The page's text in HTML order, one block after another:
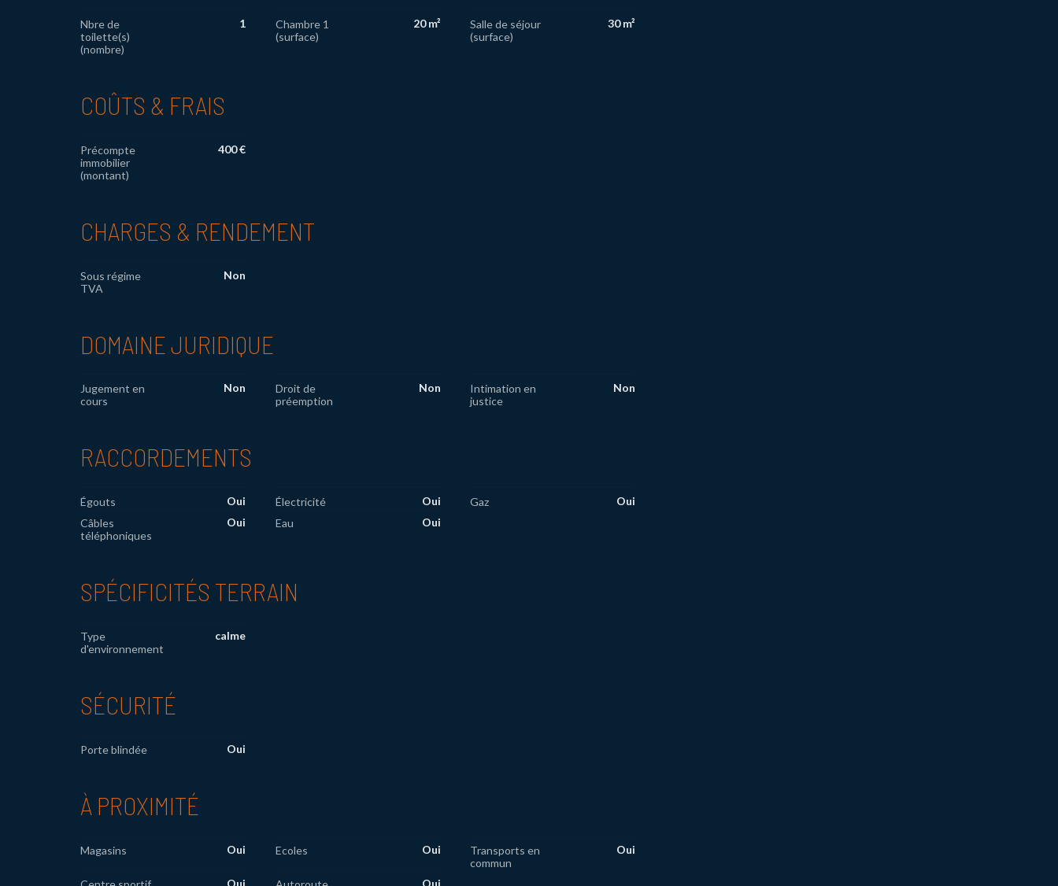
Nbre de
toilette(s)
(nombre)
1
Chambre 1
(surface)
20 m²
Salle de séjour
(surface)
30 m²
COÛTS & FRAIS
Précompte
immobilier
(montant)
400 €
CHARGES & RENDEMENT
Sous régime
TVA
Non
DOMAINE JURIDIQUE
Jugement en
cours
Non
Droit de
préemption
Non
Intimation en
justice
Non
RACCORDEMENTS
Égouts Oui Électricité Oui Gaz
Oui
Câbles
téléphoniques
Oui Eau Oui
SPÉCIFICITÉS TERRAIN
Type
d'environnement
calme
SÉCURITÉ
Porte blindée Oui
À PROXIMITÉ
Magasins Oui Ecoles Oui
Transports en
commun
Oui
Oui Oui